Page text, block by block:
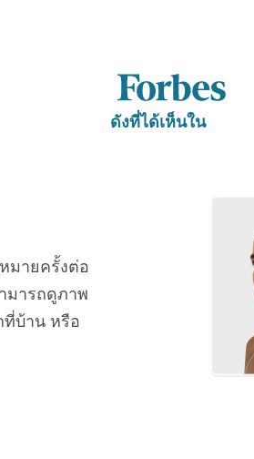
ดังที่ได้เห็นใน
มายครั้งต่อ
มารถดูภาพ
ที่บ้าน หรือ